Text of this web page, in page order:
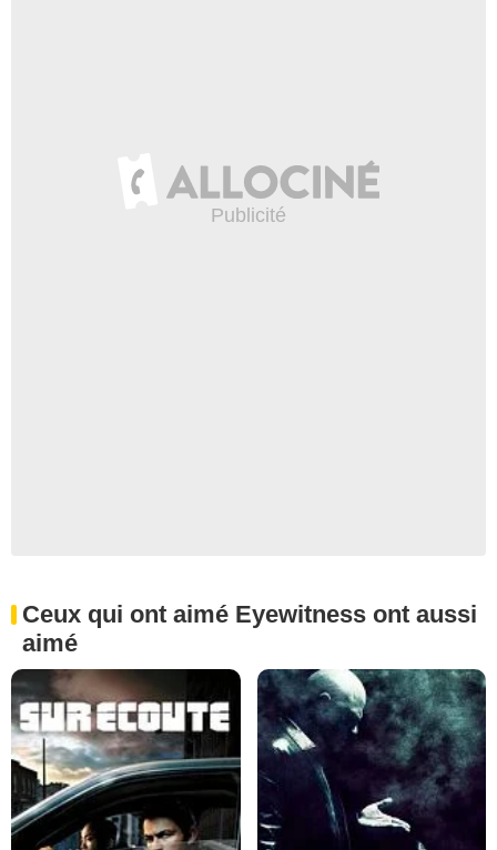
Ceux qui ont aimé Eyewitness ont aussi
aimé